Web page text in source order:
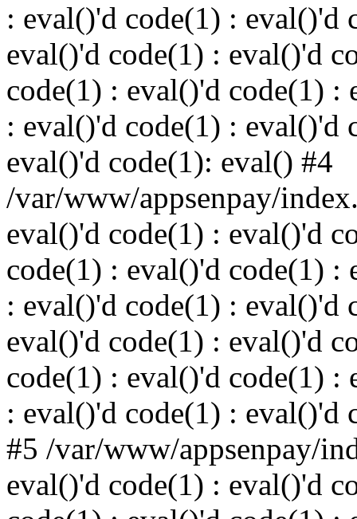
: eval()'d code(1) : eval()'d
eval()'d code(1) : eval()'d
code(1) : eval()'d code(1) :
: eval()'d code(1) : eval()'d
eval()'d code(1): eval() #4
/var/www/appsenpay/
eval()'d code(1) : eval()'d
code(1) : eval()'d code(1) :
: eval()'d code(1) : eval()'d
eval()'d code(1) : eval()'d
code(1) : eval()'d code(1) :
: eval()'d code(1) : eval()'d
#5 /var/www/appsenpay/
eval()'d code(1) : eval()'d